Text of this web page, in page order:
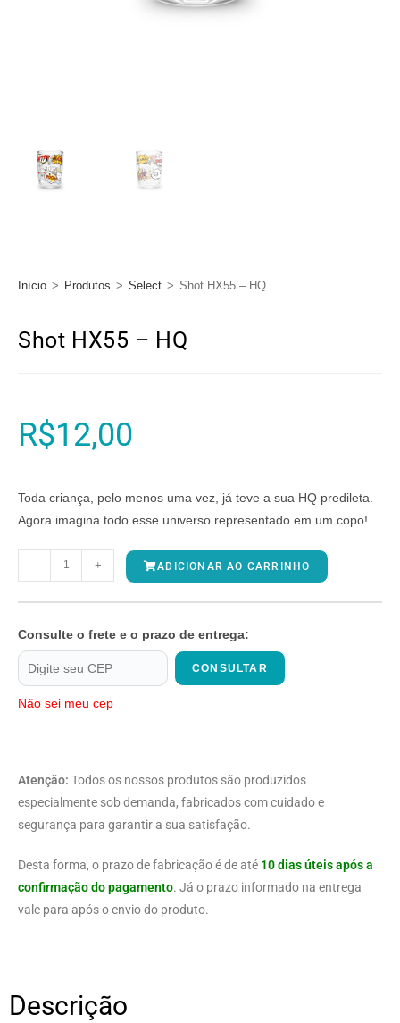
Início > Produtos > Select > Shot HX55 – HQ
Shot HX55 – HQ
R$12,00
Toda criança, pelo menos uma vez, já teve a sua HQ predileta.
Agora imagina todo esse universo representado em um copo!
- + ADICIONAR AO CARRINHO
Consulte o frete e o prazo de entrega:
CONSULTAR
Não sei meu cep
Atenção: Todos os nossos produtos são produzidos
especialmente sob demanda, fabricados com cuidado e
segurança para garantir a sua satisfação.
Desta forma, o prazo de fabricação é de até 10 dias úteis após a
confirmação do pagamento. Já o prazo informado na entrega
vale para após o envio do produto.
Descrição